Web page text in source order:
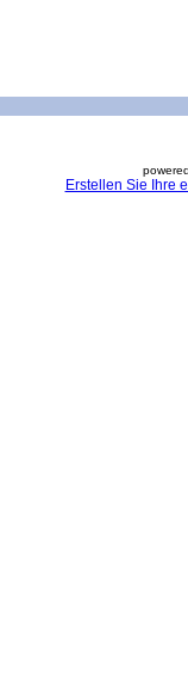
Erstellen Sie Ihre